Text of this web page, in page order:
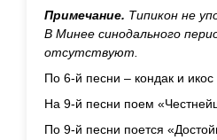
Примечание. Типикон не
В Минее синодального
отсутствуют.
По 6-й песни – кондак и
На 9-й песни поем
По 9-й песни поется